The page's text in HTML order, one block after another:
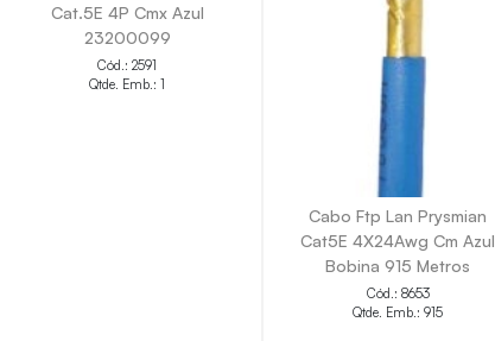
Cat.5E 4P Cmx Azul
23200099
Cód.: 2591
Qtde. Emb.: 1
Cabo Ftp Lan Prysmian
Cat5E 4X24Awg Cm Azul
Bobina 915 Metros
Cód.: 8653
Qtde. Emb.: 915